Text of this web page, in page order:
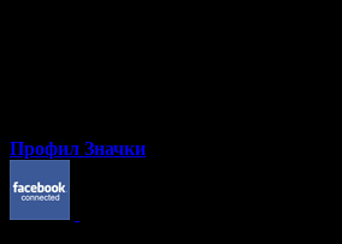
Профил Значки